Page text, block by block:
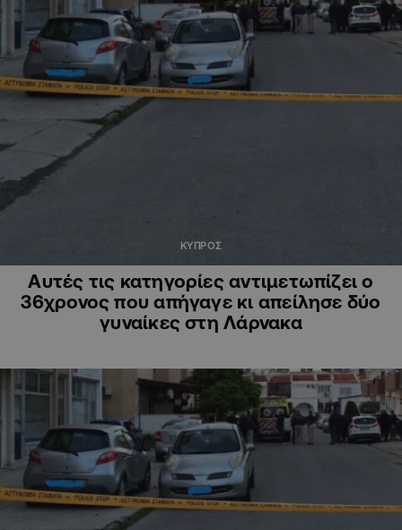
ΚΥΠΡΟΣ
Αυτές τις κατηγορίες αντιμετωπίζει ο
36χρονος που απήγαγε κι απείλησε δύο
γυναίκες στη Λάρνακα